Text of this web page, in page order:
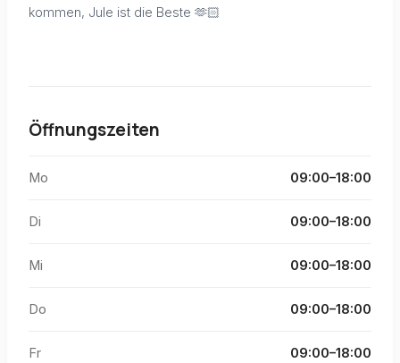
kommen, Jule ist die Beste 🫶🏻
Öffnungszeiten
Mo 09:00–18:00
Di 09:00–18:00
Mi 09:00–18:00
Do 09:00–18:00
Fr 09:00–18:00